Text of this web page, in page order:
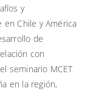
y
Chile y América
de
con
seminario MCET
en la región,